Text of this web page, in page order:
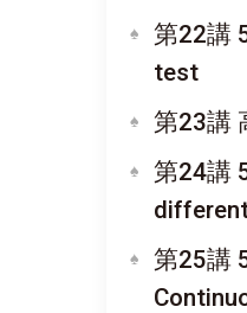
第22講
test
第23講
第24講
第25講